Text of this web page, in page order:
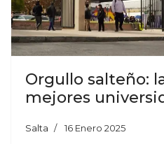
Orgullo salteño:
mejores
Salta 16 Enero 2025